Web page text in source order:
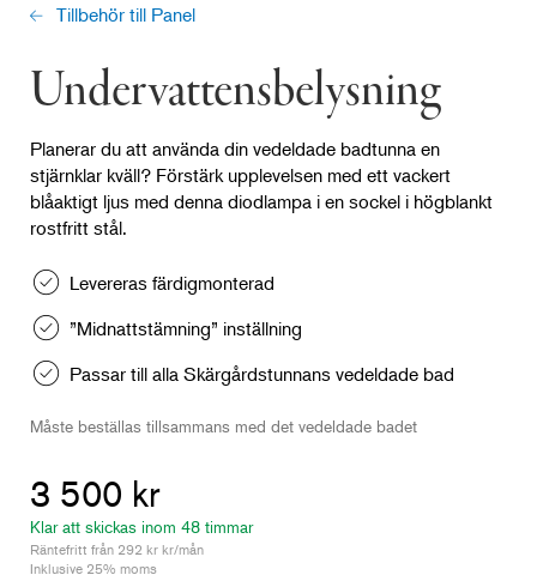
Tillbehör till Panel
Undervattensbelysning
Planerar du att använda din vedeldade badtunna en
stjärnklar kväll? Förstärk upplevelsen med ett vackert
blåaktigt ljus med denna diodlampa i en sockel i högblankt
rostfritt stål.
Levereras färdigmonterad
”Midnattstämning” inställning
Passar till alla Skärgårdstunnans vedeldade bad
Måste beställas tillsammans med det vedeldade badet
3 500 kr
Klar att skickas inom 48 timmar
Räntefritt från 292 kr kr/mån
Inklusive 25% moms